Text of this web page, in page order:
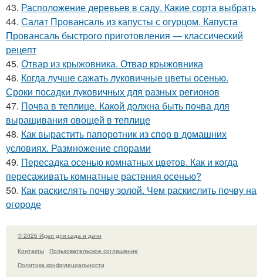
43. Расположение деревьев в саду. Какие сорта выбрать
44. Салат Провансаль из капусты с огурцом. Капуста
Провансаль быстрого приготовления — классический
рецепт
45. Отвар из крыжовника. Отвар крыжовника
46. Когда лучше сажать луковичные цветы осенью.
Сроки посадки луковичных для разных регионов
47. Почва в теплице. Какой должна быть почва для
выращивания овощей в теплице
48. Как вырастить папоротник из спор в домашних
условиях. Размножение спорами
49. Пересадка осенью комнатных цветов. Как и когда
пересаживать комнатные растения осенью?
50. Как раскислять почву золой. Чем раскислить почву на
огороде
© 2026 Идеи для сада и дачи
Контакты
Пользовательское соглашение
Политика конфидециальности